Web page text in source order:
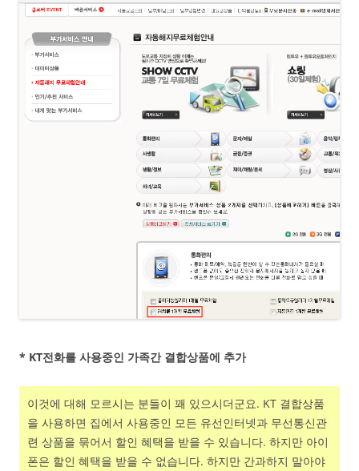
* KT전화를 사용중인 가족간 결합상품에 추가
이것에 대해 모르시는 분들이 꽤 있으시더군요. KT 결합상품
을 사용하면 집에서 사용중인 모든 유선인터넷과 무선통신관
련 상품을 묶어서 할인 혜택을 받을 수 있습니다. 하지만 아이
폰은 할인 혜택을 받을 수 없습니다. 하지만 간과하지 말아야